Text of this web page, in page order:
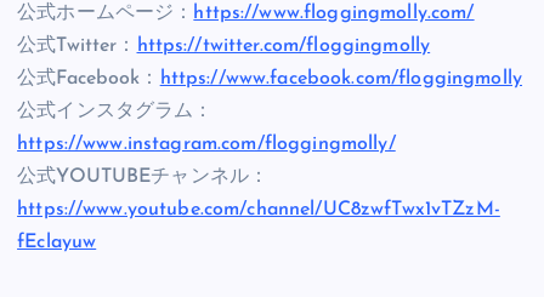
公式ホームページ： https://www.floggingmolly.com/
公式Twitter： https://twitter.com/floggingmolly
公式Facebook： https://www.facebook.com/floggingmolly
公式インスタグラム：
https://www.instagram.com/floggingmolly/
公式YOUTUBEチャンネル：
https://www.youtube.com/channel/UC8zwfTwx1vTZzM-
fEclayuw